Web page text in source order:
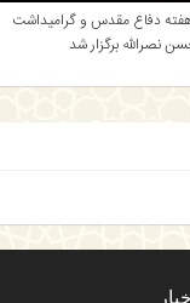
دفاع مقدس و گرامیداشت
نصرالله برگزار شد
اخبار